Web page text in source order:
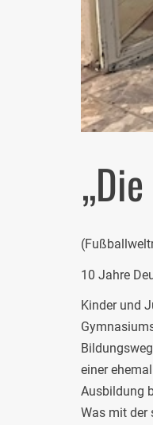
10 Jahre
Kinder und
einer
Ausbildung
Was mit der